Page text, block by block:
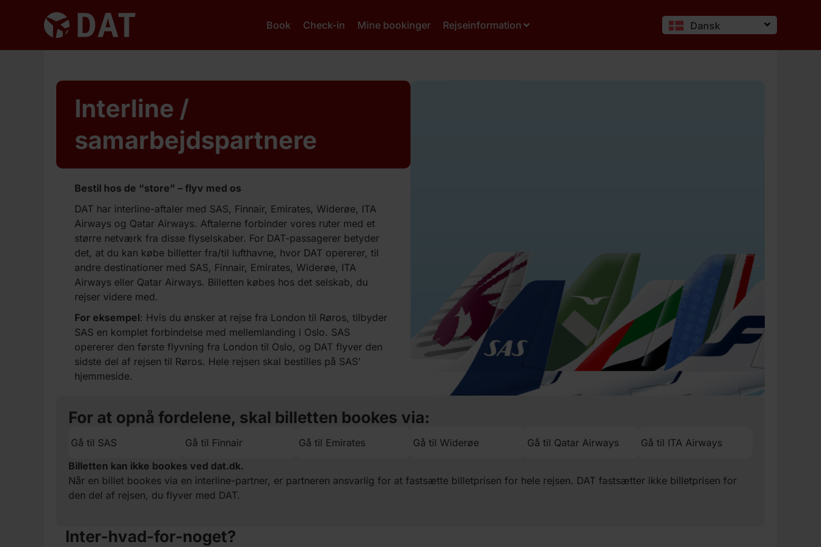
Book Check-in Mine bookinger Rejseinformation Dansk
Interline /
samarbejdspartnere
Bestil hos de “store” – flyv med os
DAT har interline-aftaler med SAS, Finnair, Emirates, Widerøe, ITA
Airways og Qatar Airways. Aftalerne forbinder vores ruter med et
større netværk fra disse flyselskaber. For DAT-passagerer betyder
det, at du kan købe billetter fra/til lufthavne, hvor DAT opererer, til
andre destinationer med SAS, Finnair, Emirates, Widerøe, ITA
Airways eller Qatar Airways. Billetten købes hos det selskab, du
rejser videre med.
For eksempel: Hvis du ønsker at rejse fra London til Røros, tilbyder
SAS en komplet forbindelse med mellemlanding i Oslo. SAS
opererer den første flyvning fra London til Oslo, og DAT flyver den
sidste del af rejsen til Røros. Hele rejsen skal bestilles på SAS’
hjemmeside.
For at opnå fordelene, skal billetten bookes via:
Gå til SAS Gå til Finnair Gå til Emirates Gå til Widerøe Gå til Qatar Airways
Gå til ITA Airways
Billetten kan ikke bookes ved dat.dk.
Når en billet bookes via en interline-partner, er partneren ansvarlig for at fastsætte billetprisen for hele rejsen. DAT fastsætter ikke billetprisen for
den del af rejsen, du flyver med DAT.
Inter-hvad-for-noget?